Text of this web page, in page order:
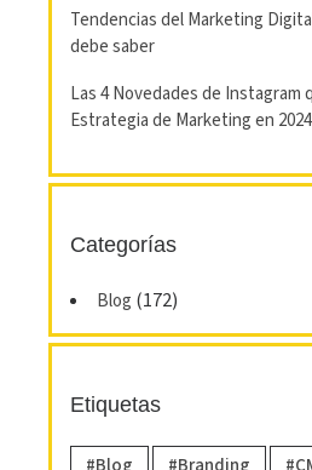
Tendencias del Marketing
debe saber
Las 4 Novedades de Instagram
Estrategia de Marketing en 2024
Categorías
Blog (172)
Etiquetas